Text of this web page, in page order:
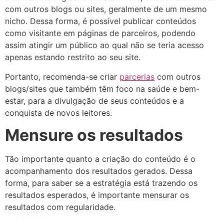
com outros blogs ou sites, geralmente de um mesmo
nicho. Dessa forma, é possível publicar conteúdos
como visitante em páginas de parceiros, podendo
assim atingir um público ao qual não se teria acesso
apenas estando restrito ao seu site.
Portanto, recomenda-se criar parcerias com outros
blogs/sites que também têm foco na saúde e bem-
estar, para a divulgação de seus conteúdos e a
conquista de novos leitores.
Mensure os resultados
Tão importante quanto a criação do conteúdo é o
acompanhamento dos resultados gerados. Dessa
forma, para saber se a estratégia está trazendo os
resultados esperados, é importante mensurar os
resultados com regularidade.